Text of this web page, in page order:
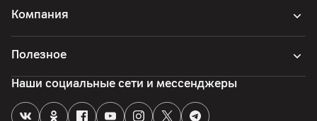
Компания
Полезное
Наши социальные сети и мессенджеры